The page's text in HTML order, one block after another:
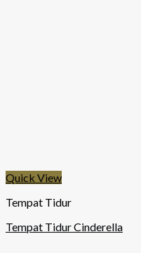
Quick View
Tempat Tidur
Tempat Tidur Cinderella